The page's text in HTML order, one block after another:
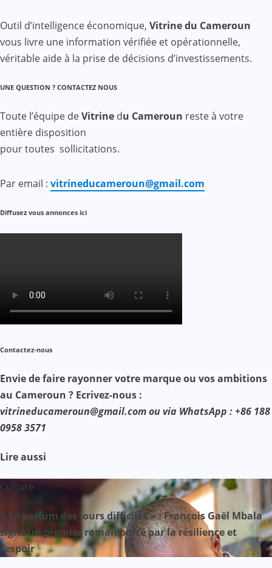
Outil d’intelligence économique, Vitrine du Cameroun
vous livre une information vérifiée et opérationnelle,
véritable aide à la prise de décisions d’investissements.
UNE QUESTION ? CONTACTEZ NOUS
Toute l’équipe deVitrine du Cameroun reste à votre
entière disposition
pour toutes sollicitations.
Par email : vitrineducameroun@gmail.com
Diffusez vous annonces ici
Contactez-nous
Envie de faire rayonner votre marque ou vos ambitions
au Cameroun ? Ecrivez-nous :
vitrineducameroun@gmail.com ou via WhatsApp : +86 188
0958 3571
Lire aussi
Culture
« Le parfum des jours difficiles » : François Gaël Mbala
signe un premier roman porté par la résilience et
l’espoir